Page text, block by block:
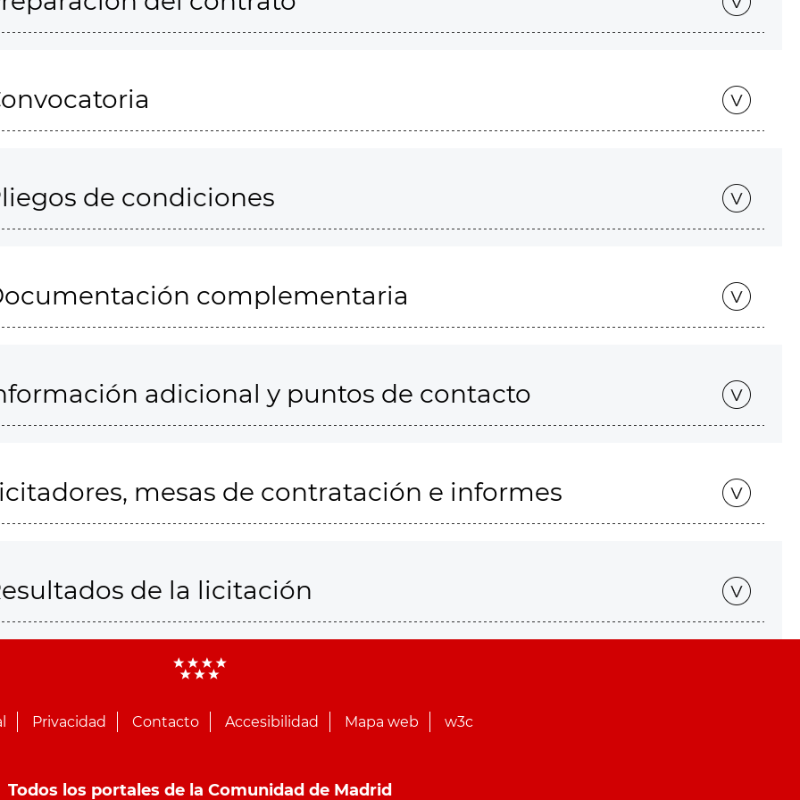
de condiciones
complementaria
adicional y puntos de contacto
mesas de contratación e informes
de la licitación
Privacidad Contacto Accesibilidad Mapa web w3c
Todos los portales de la Comunidad de Madrid